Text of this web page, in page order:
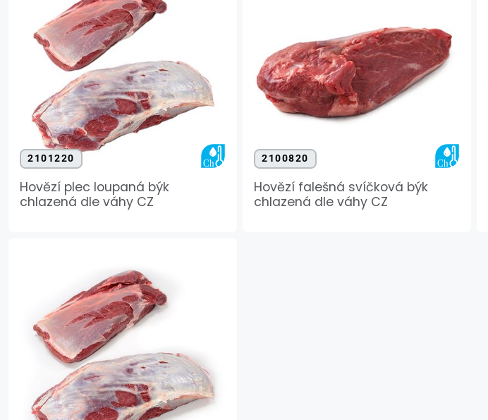
2101220
Hovězí plec loupaná býk
chlazená dle váhy CZ
2100820
Hovězí falešná svíčková býk
chlazená dle váhy CZ